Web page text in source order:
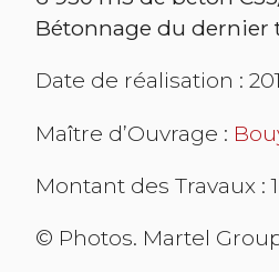
Bétonnage du dernier
Date de réalisation :
Maître d’Ouvrage :
Montant des Travaux :
© Photos. Martel